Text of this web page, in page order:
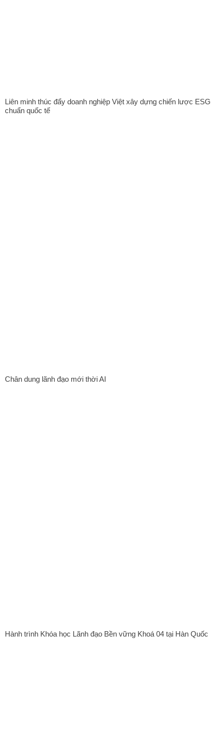
Liên minh thúc đẩy doanh nghiệp Việt xây dựng chiến lược ESG
chuẩn quốc tế
Chân dung lãnh đạo mới thời AI
Hành trình Khóa học Lãnh đạo Bền vững Khoá 04 tại Hàn Quốc